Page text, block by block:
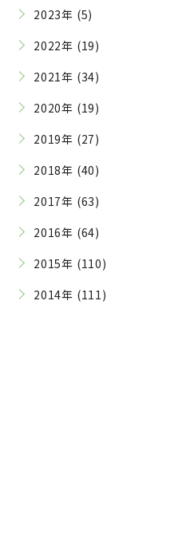
2023年 (5)
2022年 (19)
2021年 (34)
2020年 (19)
2019年 (27)
2018年 (40)
2017年 (63)
2016年 (64)
2015年 (110)
2014年 (111)